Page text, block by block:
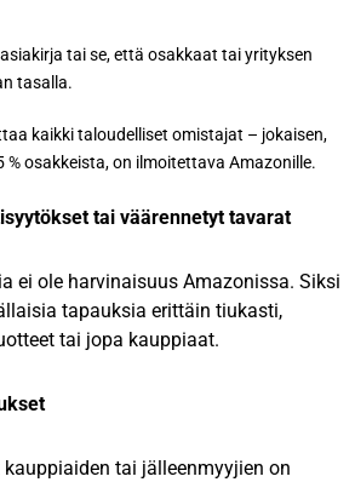
tai se, että osakkaat tai yrityksen
tasalla.
kaikki taloudelliset omistajat – jokaisen,
% osakkeista, on ilmoitettava Amazonille.
tai väärennetyt tavarat
ei ole harvinaisuus Amazonissa. Siksi
tapauksia erittäin tiukasti,
tai jopa kauppiaat.
tai jälleenmyyjien on